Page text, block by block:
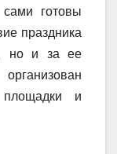
готовы
праздника
но и за ее
площадки и